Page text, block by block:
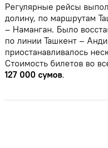
Регулярные рейсы
долину, по маршрутам
– Наманган. Было
по линии Ташкент –
приостанавливалось
Стоимость билетов во
127 000 сумов.